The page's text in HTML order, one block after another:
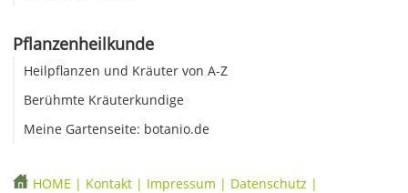
Pflanzenheilkunde
Heilpflanzen und Kräuter von A-Z
Berühmte Kräuterkundige
Meine Gartenseite: botanio.de
HOME | Kontakt | Impressum | Datenschutz |